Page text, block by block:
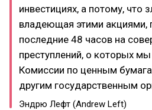
инвестициях, а потому, что
владеющая этими акциями,
последние 48 часов на
преступлений, о которых
Комиссии по ценным
другим государственным
Эндрю Лефт (Andrew Left)